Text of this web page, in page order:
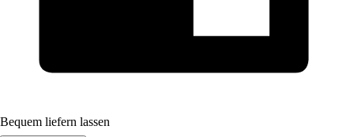
Bequem liefern lassen